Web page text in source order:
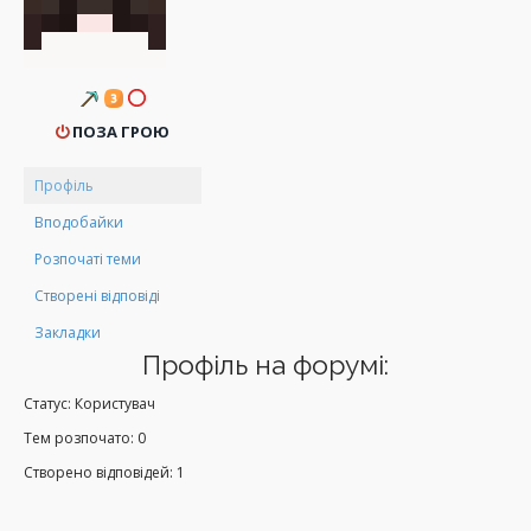
ПОЗА ГРОЮ
Профіль
Вподобайки
Розпочаті теми
Створені відповіді
Закладки
Профіль на форумі:
Статус: Користувач
Тем розпочато: 0
Створено відповідей: 1